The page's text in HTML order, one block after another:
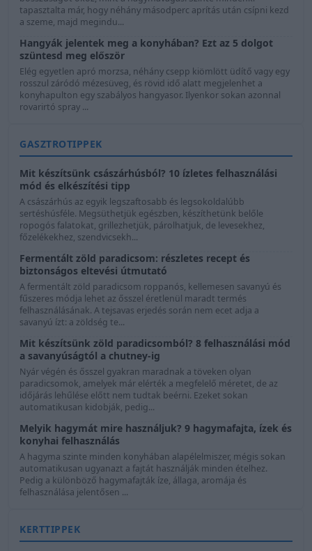
tapasztalta már, hogy néhány másodperc aprítás után csípni kezd
a szeme, majd megindu...
Hangyák jelentek meg a konyhában? Ezt az 5 dolgot
szüntesd meg először
Elég egyetlen apró morzsa, néhány csepp kiömlött üdítő vagy egy
rosszul záródó mézesüveg, és rövid idő alatt megjelenhet a
konyhapulton egy szabályos hangyasor. Ilyenkor sokan azonnal
rovarirtó spray ...
GASZTROTIPPEK
Mit készítsünk császárhúsból? 10 ízletes felhasználási
mód és elkészítési tipp
A császárhús az egyik legszaftosabb és legsokoldalúbb
sertéshúsféle. Megsüthetjük egészben, készíthetünk belőle
ropogós falatokat, grillezhetjük, párolhatjuk, de levesekhez,
főzelékekhez, szendvicsekh...
Fermentált zöld paradicsom: részletes recept és
biztonságos eltevési útmutató
A fermentált zöld paradicsom roppanós, kellemesen savanyú és
fűszeres módja lehet az ősszel éretlenül maradt termés
felhasználásának. A tejsavas erjedés során nem ecet adja a
savanyú ízt: a zöldség te...
Mit készítsünk zöld paradicsomból? 8 felhasználási mód
a savanyúságtól a chutney-ig
Nyár végén és ősszel gyakran maradnak a töveken olyan
paradicsomok, amelyek már elérték a megfelelő méretet, de az
időjárás lehűlése előtt nem tudtak beérni. Ezeket sokan
automatikusan kidobják, pedig...
Melyik hagymát mire használjuk? 9 hagymafajta, ízek és
konyhai felhasználás
A hagyma szinte minden konyhában alapélelmiszer, mégis sokan
automatikusan ugyanazt a fajtát használják minden ételhez.
Pedig a különböző hagymafajták íze, állaga, aromája és
felhasználása jelentősen ...
KERTTIPPEK